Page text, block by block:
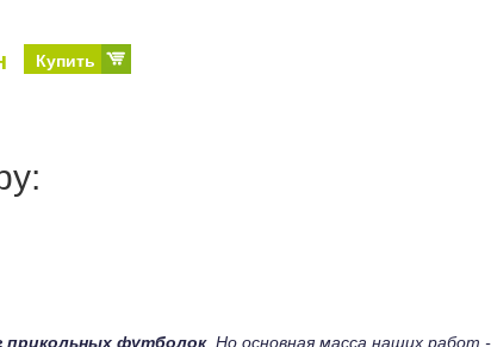
Купить
прикольных футболок. Но основная масса наших работ -